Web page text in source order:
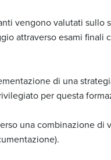
vengono valutati sullo
attraverso esami
di una
per questa
una combinazione